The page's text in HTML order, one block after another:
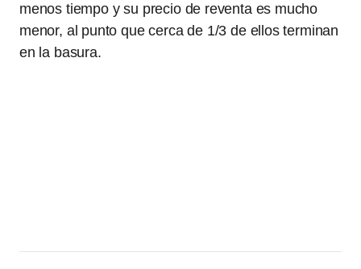
menos tiempo y su precio de reventa es mucho
menor, al punto que cerca de 1/3 de ellos terminan
en la basura.